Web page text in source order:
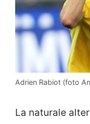
Adrien Rabiot (foto
La naturale